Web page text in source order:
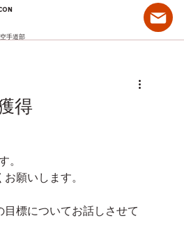
手道部
得
。
願いします。
標についてお話しさせて